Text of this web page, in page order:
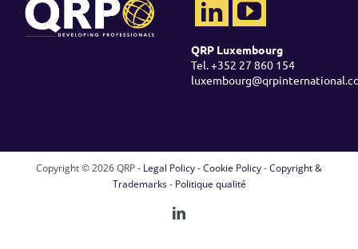
QRP Luxembourg
Tel. +352 27 860 154
Copyright ©2026 QRP - Legal Policy-Cookie Policy-Copyright &
Trademarks- Politique qualité
LinkedIn